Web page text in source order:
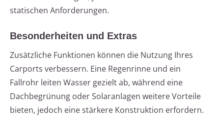
statischen Anforderungen.
Besonderheiten und Extras
Zusätzliche Funktionen können die Nutzung Ihres
Carports verbessern. Eine Regenrinne und ein
Fallrohr leiten Wasser gezielt ab, während eine
Dachbegrünung oder Solaranlagen weitere Vorteile
bieten, jedoch eine stärkere Konstruktion erfordern.